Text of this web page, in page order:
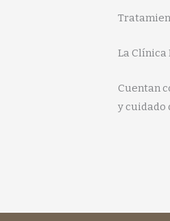
La Clínica
Cuentan
y cuidado